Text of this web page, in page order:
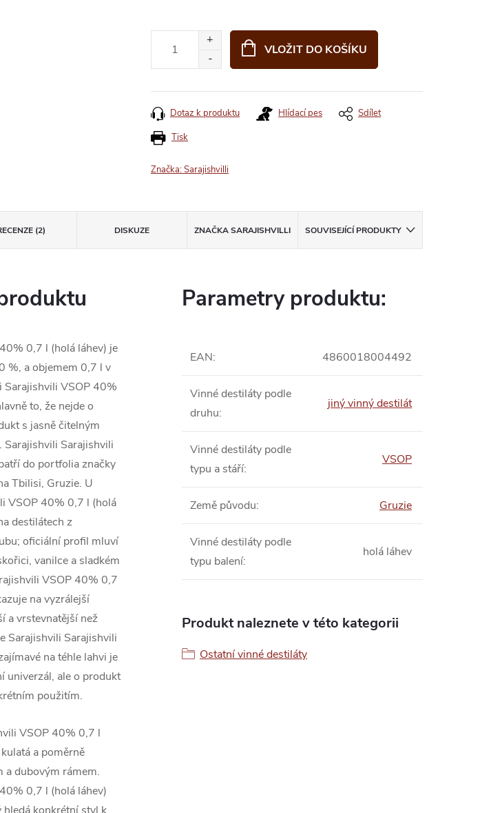
VLOŽIT DO KOŠÍKU
Tisk
Dotaz k produktu Hlídací pes Sdílet
Značka:Sarajishvilli
(2) DISKUZE ZNAČKASARAJISHVILLI SOUVISEJÍCÍ PRODUKTY
0,7 l (holá láhev) je
%, a objemem 0,7 l v
Sarajishvili VSOP 40%
to, že nejde o
s jasně čitelným
Sarajishvili
do portfolia značky
Tbilisi, Gruzie. U
VSOP 40% 0,7 l (holá
destilátech z
oficiální profil mluví
vanilce a sladkém
VSOP 40% 0,7
na vyzrálejší
a vrstevnatější než
Sarajishvili Sarajishvili
na téhle lahvi je
univerzál, ale o produkt
použitím.
VSOP 40% 0,7 l
a poměrně
a dubovým rámem.
0,7 l (holá láhev)
Parametry produktu:
EAN: 4860018004492
Vinné destiláty podle
druhu:
jiný vinný destilát
Vinné destiláty podle
typu a stáří:
VSOP
Země původu: Gruzie
Vinné destiláty podle
typu balení:
holá láhev
Produkt naleznete v této kategorii
Ostatní vinné destiláty